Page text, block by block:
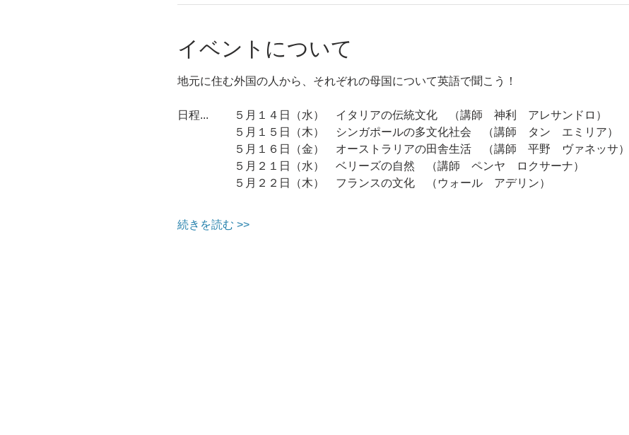
イベントについて
地元に住む外国の人から、それぞれの母国について英語で聞こう！
日程...  	５月１４日（水）　イタリアの伝統文化　（講師　神利　アレサンドロ）
		５月１５日（木）　シンガポールの多文化社会　（講師　タン　エミリア）
		５月１６日（金）　オーストラリアの田舎生活　（講師　平野　ヴァネッサ）
		５月２１日（水）　ベリーズの自然　（講師　ペンヤ　ロクサーナ）
		５月２２日（木）　フランスの文化　（ウォール　アデリン）
続きを読む >>